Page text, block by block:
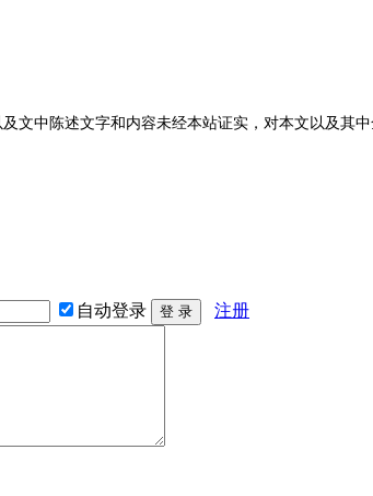
文中陈述文字和内容未经本站证实，对本文以及其
自动登录 注册